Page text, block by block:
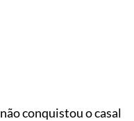
não conquistou o casal